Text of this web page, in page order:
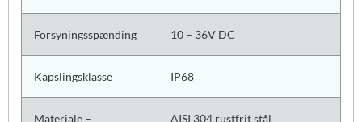
Forsyningsspænding 10 – 36V DC
Kapslingsklasse IP68
Materiale –
AISI 304 rustfrit stål